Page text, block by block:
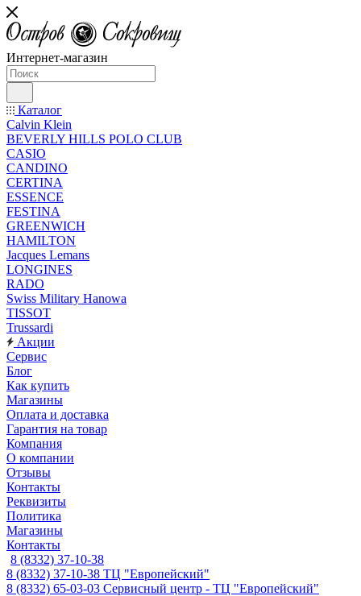
Интернет-магазин
Каталог
Calvin Klein
BEVERLY HILLS POLO CLUB
CASIO
CANDINO
CERTINA
ESSENCE
FESTINA
GREENWICH
HAMILTON
Jacques Lemans
LONGINES
RADO
Swiss Military Hanowa
TISSOT
Trussardi
Акции
Сервис
Блог
Как купить
Магазины
Оплата и доставка
Гарантия на товар
Компания
О компании
Отзывы
Контакты
Реквизиты
Политика
Магазины
Контакты
8 (8332) 37-10-38
8 (8332) 37-10-38 ТЦ "Европейский"
8 (8332) 65-03-03 Сервисный центр - ТЦ "Европейский"